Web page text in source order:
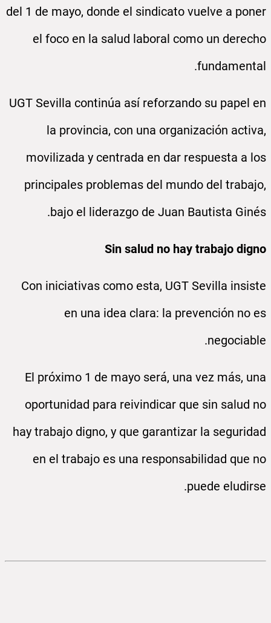
del 1 de mayo, donde el sindicato vuelve a poner
el foco en la salud laboral como un derecho
fundamental.
UGT Sevilla continúa así reforzando su papel en
la provincia, con una organización activa,
movilizada y centrada en dar respuesta a los
principales problemas del mundo del trabajo,
bajo el liderazgo de Juan Bautista Ginés.
Sin salud no hay trabajo digno
Con iniciativas como esta, UGT Sevilla insiste
en una idea clara: la prevención no es
negociable.
El próximo 1 de mayo será, una vez más, una
oportunidad para reivindicar que sin salud no
hay trabajo digno, y que garantizar la seguridad
en el trabajo es una responsabilidad que no
puede eludirse.